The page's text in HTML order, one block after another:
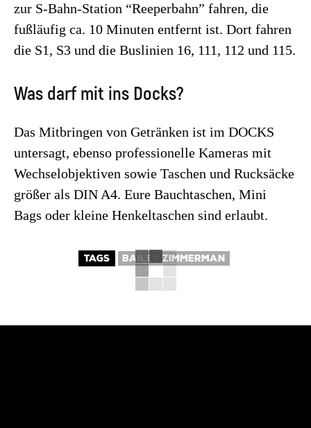
zur S-Bahn-Station “Reeperbahn” fahren, die
fußläufig ca. 10 Minuten entfernt ist. Dort fahren
die S1, S3 und die Buslinien 16, 111, 112 und 115.
Was darf mit ins Docks?
Das Mitbringen von Getränken ist im DOCKS
untersagt, ebenso professionelle Kameras mit
Wechselobjektiven sowie Taschen und Rucksäcke
größer als DIN A4. Eure Bauchtaschen, Mini
Bags oder kleine Henkeltaschen sind erlaubt.
TAGS BAILEY ZIMMERMAN